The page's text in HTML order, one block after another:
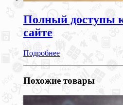
Полный доступы
сайте
Подробнее
Похожие товары